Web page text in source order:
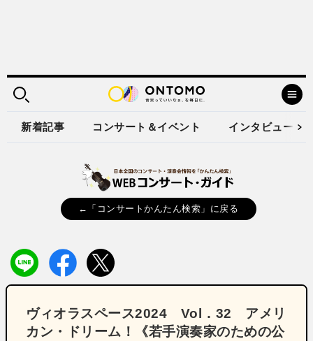
新着記事 コンサート＆イベント インタビュー
←「コンサートかんたん検索」に戻る
ヴィオラスペース2024 Vol．32 アメリ
カン・ドリーム！《若手演奏家のための公